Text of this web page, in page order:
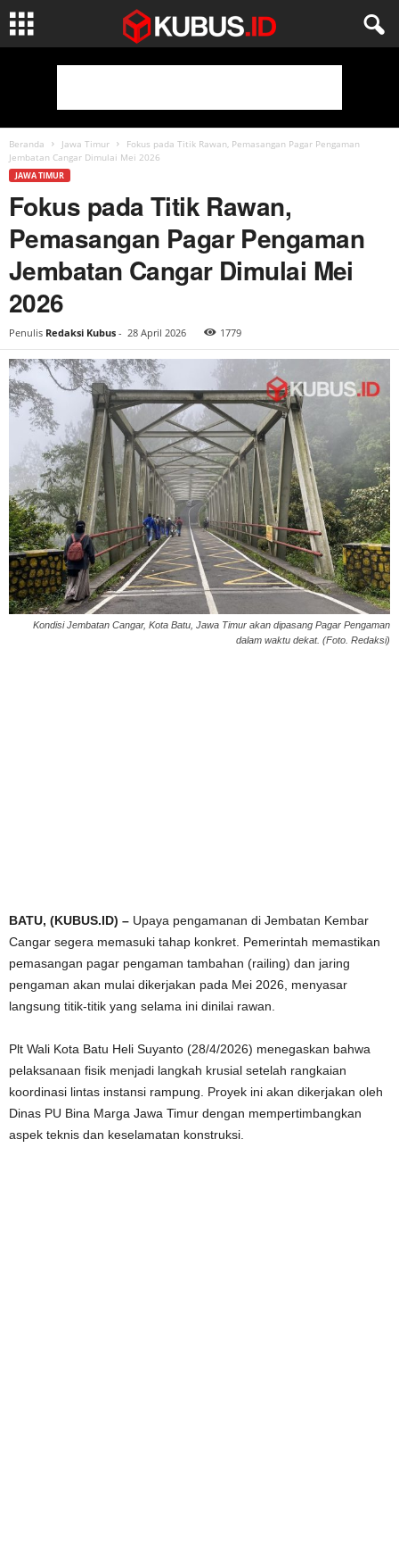
Beranda Jawa Timur
Fokus pada Titik Rawan, Pemasangan Pagar Pengaman
Jembatan Cangar Dimulai Mei 2026
JAWA TIMUR
Fokus pada Titik Rawan,
Pemasangan Pagar Pengaman
Jembatan Cangar Dimulai Mei
2026
Penulis Redaksi Kubus - 28 April 2026 1779
Kondisi Jembatan Cangar, Kota Batu, Jawa Timur akan dipasang Pagar Pengaman
dalam waktu dekat. (Foto. Redaksi)
BATU, (KUBUS.ID) – Upaya pengamanan di Jembatan Kembar
Cangar segera memasuki tahap konkret. Pemerintah memastikan
pemasangan pagar pengaman tambahan (railing) dan jaring
pengaman akan mulai dikerjakan pada Mei 2026, menyasar
langsung titik-titik yang selama ini dinilai rawan.
Plt Wali Kota Batu Heli Suyanto (28/4/2026) menegaskan bahwa
pelaksanaan fisik menjadi langkah krusial setelah rangkaian
koordinasi lintas instansi rampung. Proyek ini akan dikerjakan oleh
Dinas PU Bina Marga Jawa Timur dengan mempertimbangkan
aspek teknis dan keselamatan konstruksi.